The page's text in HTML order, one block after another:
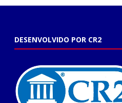
DESENVOLVIDO POR CR2